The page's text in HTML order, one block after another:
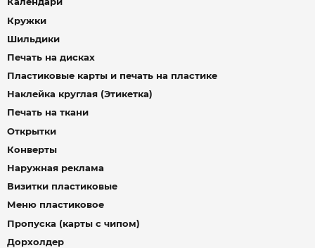
Кружки
Шильдики
Печать на дисках
Пластиковые карты и печать на пластике
Наклейка круглая (Этикетка)
Печать на ткани
Открытки
Конверты
Наружная реклама
Визитки пластиковые
Меню пластиковое
Пропуска (карты с чипом)
Дорхолдер